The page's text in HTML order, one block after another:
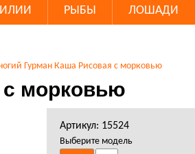
РЫБЫ ЛОШАДИ
Гурман Каша Рисовая с морковью
с морковью
Артикул: 15524
Выберите модель